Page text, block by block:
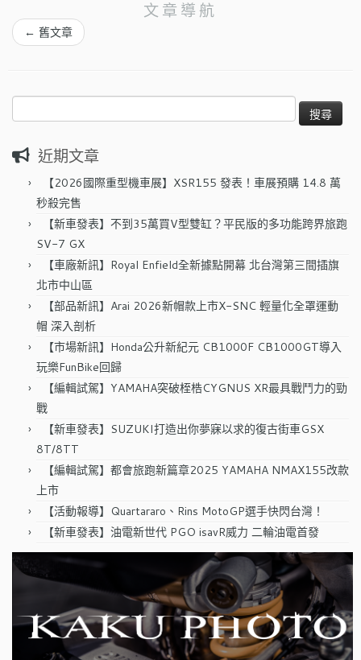
文章導航
← 舊文章
尋
鍵
近期文章
【2026國際重型機車展】XSR155 發表！車展預購 14.8 萬
秒殺完售
【新車發表】不到35萬買V型雙缸？平民版的多功能跨界旅跑
SV-7 GX
【車廠新訊】Royal Enfield全新據點開幕 北台灣第三間插旗
北市中山區
【部品新訊】Arai 2026新帽款上市X-SNC 輕量化全罩運動
帽 深入剖析
【市場新訊】Honda公升新紀元 CB1000F CB1000GT導入
玩樂FunBike回歸
【編輯試駕】YAMAHA突破桎梏CYGNUS XR最具戰鬥力的勁
戰
【新車發表】SUZUKI打造出你夢寐以求的復古街車GSX
8T/8TT
【編輯試駕】都會旅跑新篇章2025 YAMAHA NMAX155改款
上市
【活動報導】Quartararo、Rins MotoGP選手快閃台灣！
【新車發表】油電新世代 PGO isavR威力 二輪油電首發